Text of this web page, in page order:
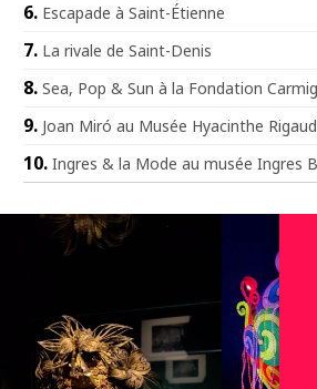
Escapade à Saint-Étienne
La rivale de Saint-Denis
Sea, Pop & Sun à la Fondation
Joan Miró au Musée Hyacinthe Rigaud
Ingres & la Mode au musée Ingres